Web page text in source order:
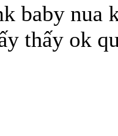
baby nua
thấy ok